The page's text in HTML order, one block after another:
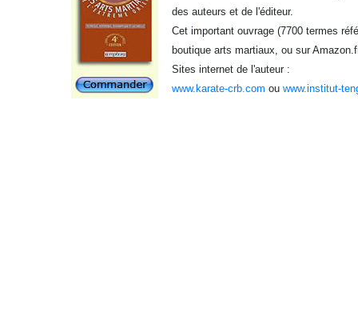
des auteurs et de l'éditeur.
Cet important ouvrage (7700 termes
boutique arts martiaux, ou sur
Sites internet de l'auteur :
www.karate-crb.com ou www.institut-